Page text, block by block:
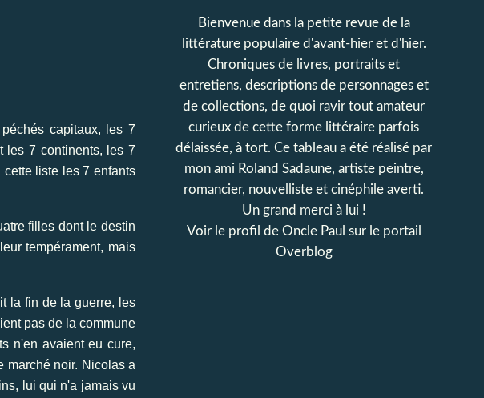
capitaux, les 7
les 7 continents, les 7
liste les 7 enfants
filles dont le destin
tempérament, mais
la fin de la guerre, les
pas de la commune
n'en avaient eu cure,
marché noir. Nicolas a
lui qui n'a jamais vu
Bienvenue dans la petite revue de la
littérature populaire d'avant-hier et d'hier.
Chroniques de livres, portraits et
entretiens, descriptions de personnages et
de collections, de quoi ravir tout amateur
curieux de cette forme littéraire parfois
délaissée, à tort. Ce tableau a été réalisé par
mon ami Roland Sadaune, artiste peintre,
romancier, nouvelliste et cinéphile averti.
Un grand merci à lui !
Voir le profil de Oncle Paul sur le portail
Overblog